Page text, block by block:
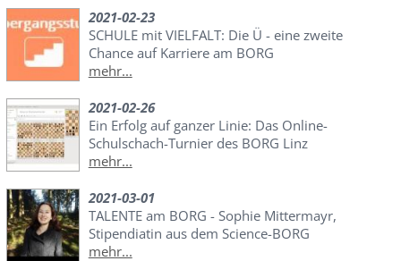
2021-02-23
SCHULE mit VIELFALT: Die Ü - eine zweite
Chance auf Karriere am BORG
mehr...
2021-02-26
Ein Erfolg auf ganzer Linie: Das Online-
Schulschach-Turnier des BORG Linz
mehr...
2021-03-01
TALENTE am BORG - Sophie Mittermayr,
Stipendiatin aus dem Science-BORG
mehr...